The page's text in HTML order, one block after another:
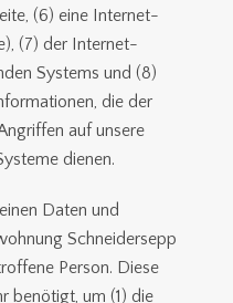
(6) eine Internet-
(7) der Internet-
Systems und (8)
die der
auf unsere
dienen.
Daten und
Schneidersepp
Person. Diese
benötigt, um (1) die